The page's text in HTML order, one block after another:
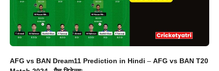
AFG vs BAN Dream11 Prediction in Hindi – AFG vs BAN T20